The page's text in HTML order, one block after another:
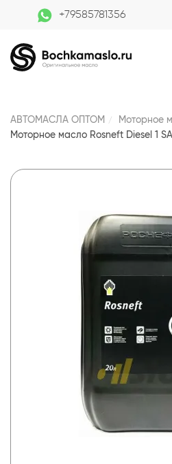
+79585781356
АВТОМАСЛА ОПТОМ
Моторное
Моторное масло Rosneft Diesel 1